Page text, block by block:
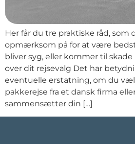
Her får du tre praktiske råd, som
opmærksom på for at være
bliver syg, eller kommer til skade
over dit rejsevalg Det har
eventuelle erstatning, om du
pakkerejse fra et dansk firma
sammensætter din […]